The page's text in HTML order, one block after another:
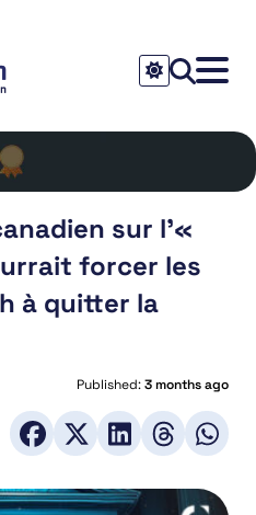
sur l’«
forcer les
à quitter la
Published:3 months ago